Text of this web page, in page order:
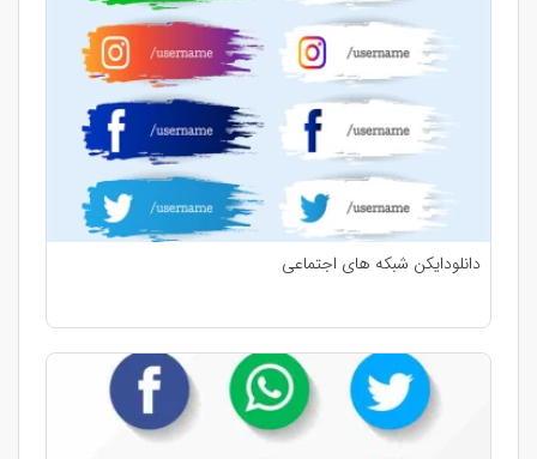
دانلودایکن شبکه های اجتماعی